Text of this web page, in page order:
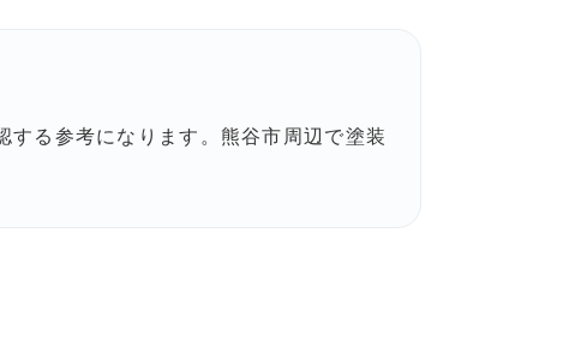
る参考になります。熊谷市周辺で塗装